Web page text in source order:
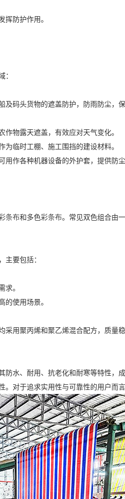
挥防护作用。
：
及码头货物的遮盖防护，防雨防尘，
物露天遮盖，有效应对天气变化。
临时工棚、施工围挡的建设材料。
作各种机器设备的外护套，提供防尘
条布和多色彩条布。常见双色组合由
主要包括：
求。
的使用场景。
采用聚丙烯和聚乙烯混合配方，质量
防水、耐用、抗老化和耐寒等特性，
对于追求实用性与可靠性的用户而